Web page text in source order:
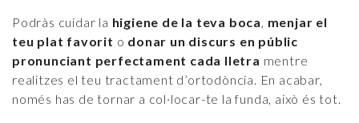
Podràs cuidar la higiene de la teva boca menjar el
teu plat favorit o donar un discurs en públic
pronunciant perfectament cada lletra mentre
realitzes el teu tractament d’ortodòncia. En acabar,
només has de tornar a col·locar-te la funda, això és tot.